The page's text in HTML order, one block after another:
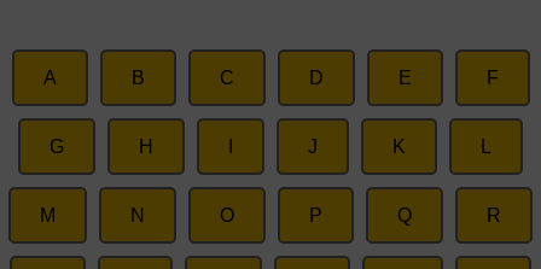
A B C D E F
G H J K
M N O P Q R